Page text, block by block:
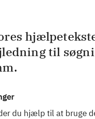
til
du hjælp til at bruge